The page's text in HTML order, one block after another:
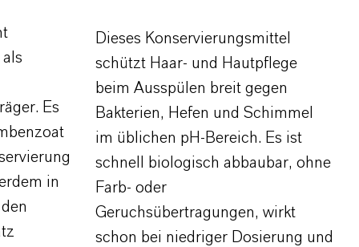
Es
in
Dieses Konservierungsmittel
schützt Haar- und Hautpflege
beim Ausspülen breit gegen
Bakterien, Hefen und Schimmel
im üblichen pH-Bereich. Es ist
schnell biologisch abbaubar, ohne
Farb- oder
Geruchsübertragungen, wirkt
schon bei niedriger Dosierung und